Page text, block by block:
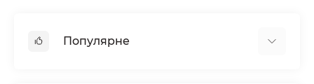
Популярне